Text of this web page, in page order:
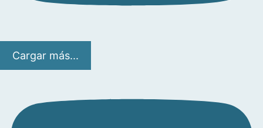
Cargar más...